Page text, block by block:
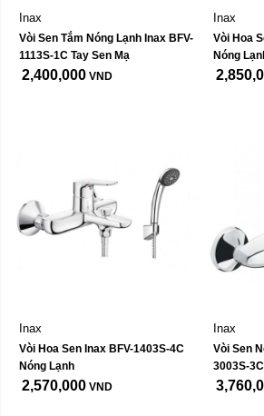
Inax
Vòi Sen Tắm Nóng Lạnh Inax BFV-
1113S-1C Tay Sen Mạ
2,400,000 VND
Inax
Vòi Hoa
Nóng
Inax
Vòi Hoa Sen Inax BFV-1403S-4C
Nóng Lạnh
2,570,000 VND
Inax
Vòi Sen
3003S-